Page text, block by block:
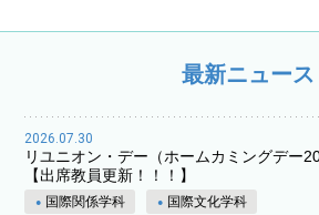
最新ニュース
2026.07.30
リユニオン・デー（ホームカミングデー
【出席教員更新！！！】
国際関係学科 国際文化学科